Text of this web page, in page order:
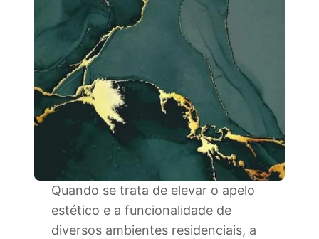
Quando se trata de elevar o apelo
estético e a funcionalidade de
diversos ambientes residenciais, a